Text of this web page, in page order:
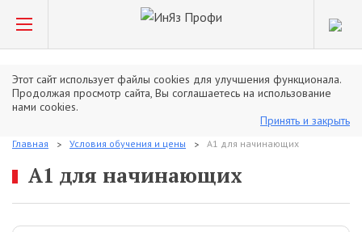
Этот сайт использует файлы cookies для улучшения функционала.
Продолжая просмотр сайта, Вы соглашаетесь на использование
нами cookies.
Принять и закрыть
Главная Условия обучения и цены A1 для начинающих
A1 для начинающих